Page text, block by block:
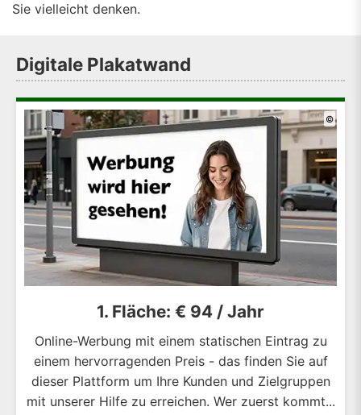
Sie vielleicht denken.
Digitale Plakatwand
©
1. Fläche: € 94 / Jahr
Online-Werbung mit einem statischen Eintrag zu
einem hervorragenden Preis - das finden Sie auf
dieser Plattform um Ihre Kunden und Zielgruppen
mit unserer Hilfe zu erreichen. Wer zuerst kommt...